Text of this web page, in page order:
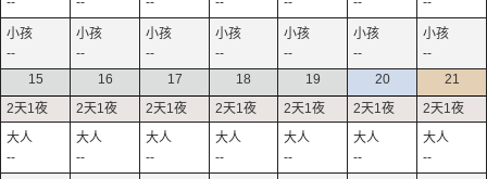
-- -- -- -- -- --
--
15
--
16
--
17
--
18
--
19
--
20
--
21
--